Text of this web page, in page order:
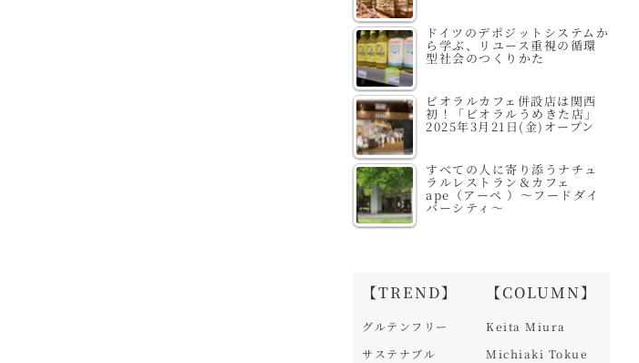
ドイツのデポジットシステムか
ら学ぶ、リユース重視の循環
型社会のつくりかた
ビオラルカフェ併設店は関西
初！「ビオラルうめきた店」
2025年3月21日(金)オープン
すべての人に寄り添うナチュ
ラルレストラン＆カフェ
ape（アーペ ）～フードダイ
バーシティ～
【TREND】
グルテンフリー
サステナブル
【COLUMN】
Keita Miura
Michiaki Tokue